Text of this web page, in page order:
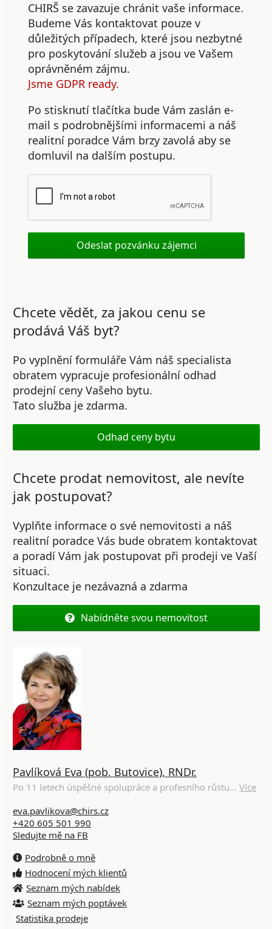
CHIRŠ se zavazuje chránit vaše informace.
Budeme Vás kontaktovat pouze v
důležitých případech, které jsou nezbytné
pro poskytování služeb a jsou ve Vašem
oprávněném zájmu.
Jsme GDPR ready.
Po stisknutí tlačítka bude Vám zaslán e-
mail s podrobnějšími informacemi a náš
realitní poradce Vám brzy zavolá aby se
domluvil na dalším postupu.
Chcete vědět, za jakou cenu se
prodává Váš byt?
Po vyplnění formuláře Vám náš specialista
obratem vypracuje profesionální odhad
prodejní ceny Vašeho bytu.
Tato služba je zdarma.
Odhad ceny bytu
Chcete prodat nemovitost, ale nevíte
jak postupovat?
Vyplňte informace o své nemovitosti a náš
realitní poradce Vás bude obratem kontaktovat
a poradí Vám jak postupovat při prodeji ve Vaší
situaci.
Konzultace je nezávazná a zdarma
Nabídněte svou nemovitost
Pavlíková Eva (pob. Butovice), RNDr.
Po 11 letech úspěšné spolupráce a profesního růstu... Více
eva.pavlikova@chirs.cz
+420 605 501 990
Sledujte mě na FB
Podrobně o mně
Hodnocení mých klientů
Seznam mých nabídek
Seznam mých poptávek
Statistika prodeje